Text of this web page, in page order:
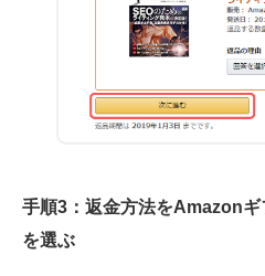
手順3：返金方法をAmazon
を選ぶ